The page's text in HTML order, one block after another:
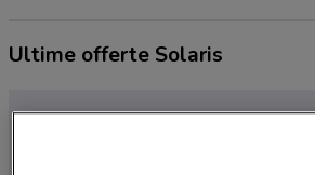
Ultime offerte Solaris